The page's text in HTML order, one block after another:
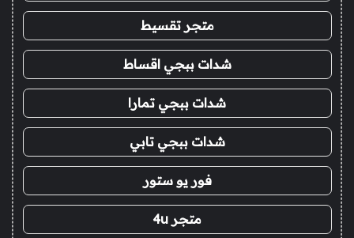
متجر تقسيط
شدات ببجي اقساط
شدات ببجي تمارا
شدات ببجي تابي
فور يو ستور
متجر 4u